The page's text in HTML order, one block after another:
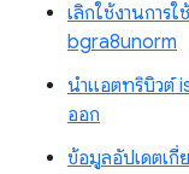
เลิกใช้งานการ
bgra8unorm
นำแอตทริบิวต์
ออก
ข้อมูลอัปเดตเกี่